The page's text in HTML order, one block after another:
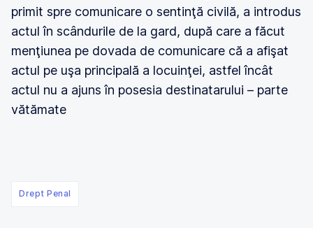
primit spre comunicare o sentinţă civilă, a introdus
actul în scândurile de la gard, după care a făcut
menţiunea pe dovada de comunicare că a afişat
actul pe uşa principală a locuinţei, astfel încât
actul nu a ajuns în posesia destinatarului – parte
vătămate
Drept Penal